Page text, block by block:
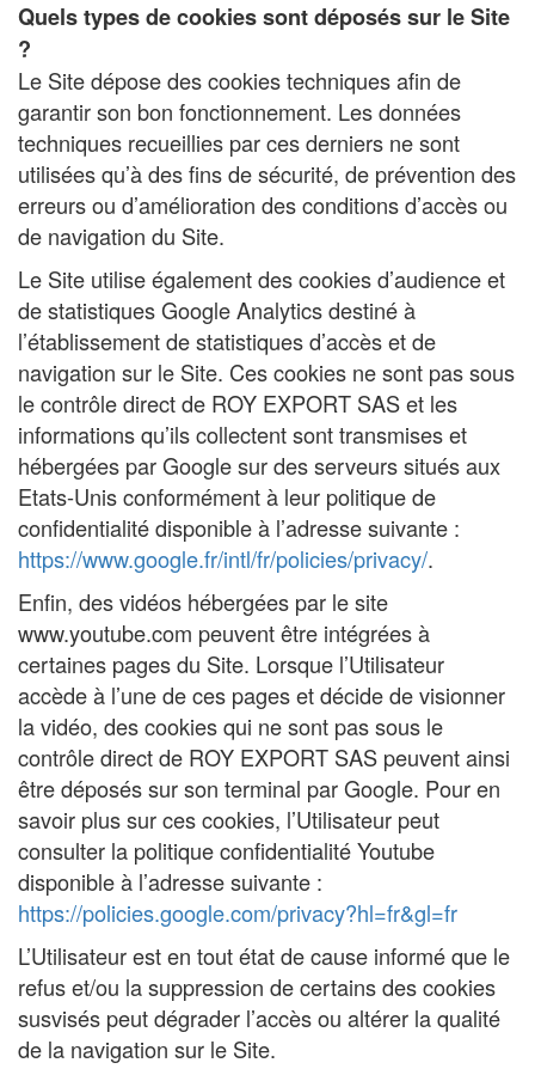
Quels types de cookies sont déposés sur le Site
?
Le Site dépose des cookies techniques afin de
garantir son bon fonctionnement. Les données
techniques recueillies par ces derniers ne sont
utilisées qu’à des fins de sécurité, de prévention des
erreurs ou d’amélioration des conditions d’accès ou
de navigation du Site.
Le Site utilise également des cookies d’audience et
de statistiques Google Analytics destiné à
l’établissement de statistiques d’accès et de
navigation sur le Site. Ces cookies ne sont pas sous
le contrôle direct de ROY EXPORT SAS et les
informations qu’ils collectent sont transmises et
hébergées par Google sur des serveurs situés aux
Etats-Unis conformément à leur politique de
confidentialité disponible à l’adresse suivante :
https://www.google.fr/intl/fr/policies/privacy/.
Enfin, des vidéos hébergées par le site
www.youtube.com peuvent être intégrées à
certaines pages du Site. Lorsque l’Utilisateur
accède à l’une de ces pages et décide de visionner
la vidéo, des cookies qui ne sont pas sous le
contrôle direct de ROY EXPORT SAS peuvent ainsi
être déposés sur son terminal par Google. Pour en
savoir plus sur ces cookies, l’Utilisateur peut
consulter la politique confidentialité Youtube
disponible à l’adresse suivante :
https://policies.google.com/privacy?hl=fr&gl=fr
L’Utilisateur est en tout état de cause informé que le
refus et/ou la suppression de certains des cookies
susvisés peut dégrader l’accès ou altérer la qualité
de la navigation sur le Site.